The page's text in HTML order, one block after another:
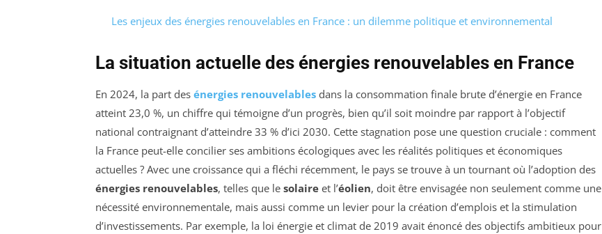
Les enjeux des énergies renouvelables en France : un dilemme politique et environnemental
La situation actuelle des énergies renouvelables en France
En 2024, la part des énergies renouvelables dans la consommation finale brute d’énergie en France
atteint 23,0 %, un chiffre qui témoigne d’un progrès, bien qu’il soit moindre par rapport à l’objectif
national contraignant d’atteindre 33 % d’ici 2030. Cette stagnation pose une question cruciale : comment
la France peut-elle concilier ses ambitions écologiques avec les réalités politiques et économiques
actuelles ? Avec une croissance qui a fléchi récemment, le pays se trouve à un tournant où l’adoption des
énergies renouvelables, telles que le solaire et l’éolien, doit être envisagée non seulement comme une
nécessité environnementale, mais aussi comme un levier pour la création d’emplois et la stimulation
d’investissements. Par exemple, la loi énergie et climat de 2019 avait énoncé des objectifs ambitieux pour